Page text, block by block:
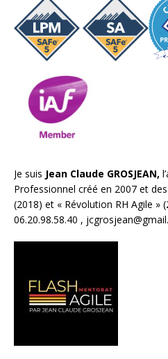
Je suis Jean Claude GROSJEAN,
Professionnel créé en 2007 et
(2018) et « Révolution RH Agile »
06.20.98.58.40 ,